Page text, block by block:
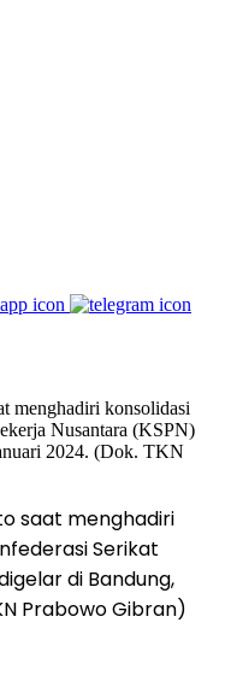
saat menghadiri
Serikat
di Bandung,
Prabowo Gibran)